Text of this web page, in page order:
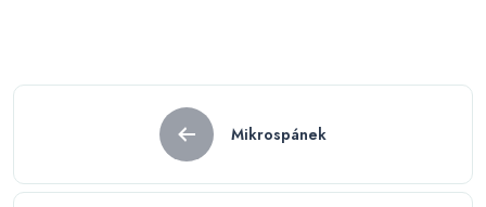
Navigace
pro
Mikrospánek